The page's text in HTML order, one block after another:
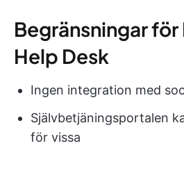
Begränsningar
Help Desk
Ingen integration med
Självbetjäningsportalen
för vissa